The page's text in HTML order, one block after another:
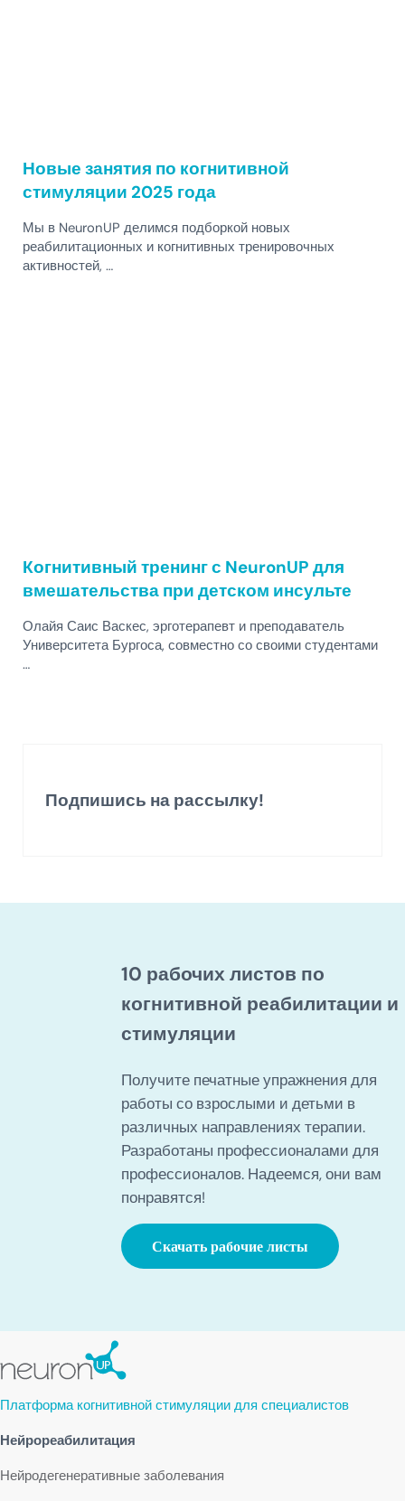
Новые занятия по когнитивной
стимуляции 2025 года
Мы в NeuronUP делимся подборкой новых
реабилитационных и когнитивных тренировочных
активностей, …
Когнитивный тренинг с NeuronUP для
вмешательства при детском инсульте
Олайя Саис Васкес, эрготерапевт и преподаватель
Университета Бургоса, совместно со своими студентами
…
Подпишись на рассылку!
10 рабочих листов по
когнитивной реабилитации и
стимуляции
Получите печатные упражнения для
работы со взрослыми и детьми в
различных направлениях терапии.
Разработаны профессионалами для
профессионалов. Надеемся, они вам
понравятся!
Скачать рабочие листы
Платформа когнитивной стимуляции для специалистов
Нейрореабилитация
Нейродегенеративные заболевания